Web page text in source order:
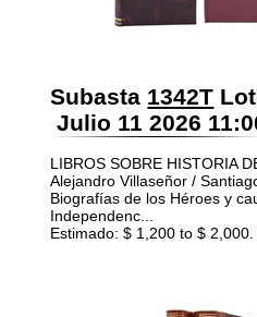
Subasta 1342T
Julio 11 2026
LIBROS SOBRE HISTORIA
Alejandro Villaseñor /
Biografías de los Héroes y
Independenc...
Estimado: $ 1,200 to $ 2,000.